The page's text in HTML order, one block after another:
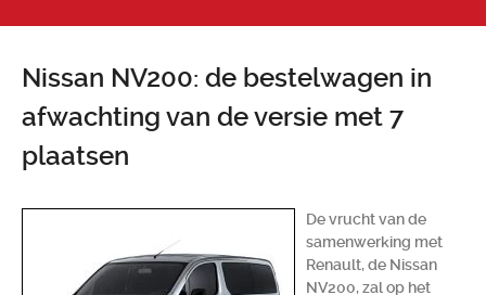
Nissan NV200: de bestelwagen in
afwachting van de versie met 7
plaatsen
De vrucht van de
samenwerking met
Renault, de Nissan
NV200, zal op het